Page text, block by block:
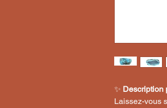
✨ Description
Laissez-vous